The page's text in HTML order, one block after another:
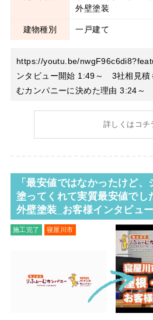
外壁塗装
建物種別 一戸建て
https://youtu.be/
ンタビュー開始 1:49～ 3社相見積
むカンパニーに決めた理由 3:24～
想 5:33～ さらに忌憚のないご感
詳しくはコチ
「最安値ではなかったけど
塗ってくれて実質最安値でし
外壁塗装_お客様インタビュ
施工完了
寝屋川市